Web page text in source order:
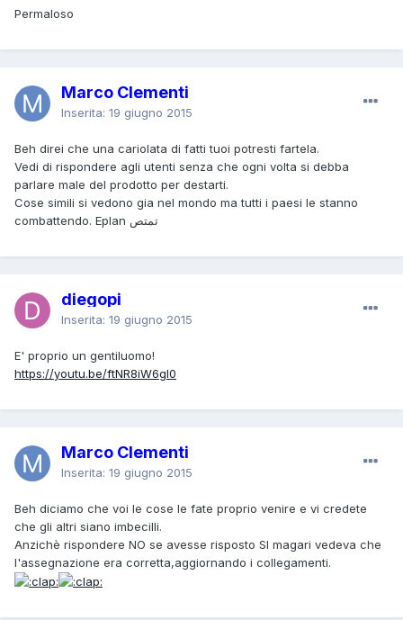
Permaloso
Marco Clementi
Inserita: 19 giugno 2015
Beh direi che una cariolata di fatti tuoi potresti fartela.
Vedi di rispondere agli utenti senza che ogni volta si debba
parlare male del prodotto per destarti.
Cose simili si vedono gia nel mondo ma tutti i paesi le stanno
combattendo. Eplan تمتص
diegopi
Inserita: 19 giugno 2015
E' proprio un gentiluomo!
https://youtu.be/ftNR8iW6gl0
Marco Clementi
Inserita: 19 giugno 2015
Beh diciamo che voi le cose le fate proprio venire e vi credete
che gli altri siano imbecilli.
Anzichè rispondere NO se avesse risposto SI magari vedeva che
l'assegnazione era corretta,aggiornando i collegamenti.